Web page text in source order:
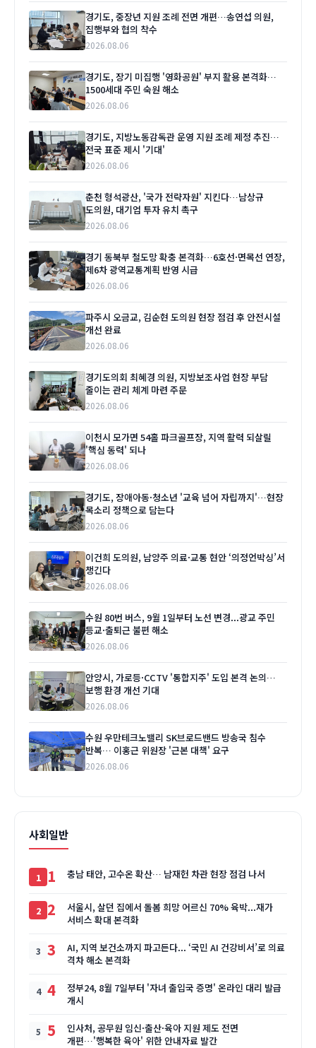
경기도, 중장년 지원 조례 전면 개편…송연섭 의원,
집행부와 협의 착수
2026.08.06
경기도, 장기 미집행 '영화공원' 부지 활용 본격화…
1500세대 주민 숙원 해소
2026.08.06
경기도, 지방노동감독관 운영 지원 조례 제정 추진…
전국 표준 제시 '기대'
2026.08.06
춘천 형석광산, '국가 전략자원' 지킨다…남상규
도의원, 대기업 투자 유치 촉구
2026.08.06
경기 동북부 철도망 확충 본격화…6호선·면목선 연장,
제6차 광역교통계획 반영 시급
2026.08.06
파주시 오금교, 김순현 도의원 현장 점검 후 안전시설
개선 완료
2026.08.06
경기도의회 최혜경 의원, 지방보조사업 현장 부담
줄이는 관리 체계 마련 주문
2026.08.06
이천시 모가면 54홀 파크골프장, 지역 활력 되살릴
'핵심 동력' 되나
2026.08.06
경기도, 장애아동·청소년 '교육 넘어 자립까지'…현장
목소리 정책으로 담는다
2026.08.06
이건희 도의원, 남양주 의료·교통 현안 ‘의정언박싱’서
챙긴다
2026.08.06
수원 80번 버스, 9월 1일부터 노선 변경...광교 주민
등교·출퇴근 불편 해소
2026.08.06
안양시, 가로등·CCTV '통합지주' 도입 본격 논의…
보행 환경 개선 기대
2026.08.06
수원 우만테크노밸리 SK브로드밴드 방송국 침수
반복… 이홍근 위원장 '근본 대책' 요구
2026.08.06
사회일반
1 충남 태안, 고수온 확산… 남재헌 차관 현장 점검 나서
2
서울시, 살던 집에서 돌봄 희망 어르신 70% 육박...재가
서비스 확대 본격화
3
AI, 지역 보건소까지 파고든다... ‘국민 AI 건강비서’로 의료
격차 해소 본격화
4
정부24, 8월 7일부터 '자녀 출입국 증명' 온라인 대리 발급
개시
5
인사처, 공무원 임신·출산·육아 지원 제도 전면
개편…'행복한 육아' 위한 안내자료 발간